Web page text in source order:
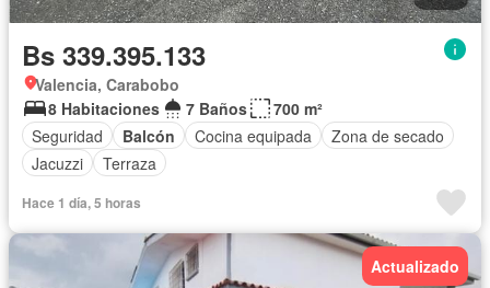
Bs 339.395.133
Valencia, Carabobo
8 Habitaciones
7 Baños
700 m²
Seguridad
Balcón Cocina equipada
Zona de secado
Jacuzzi
Terraza
Hace 1 día, 5 horas
Actualizado